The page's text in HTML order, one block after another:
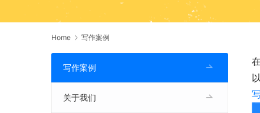
Home 写作案例
写作案例
关于我们